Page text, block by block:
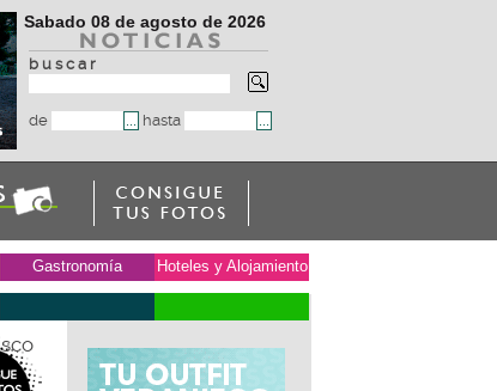
Sabado 08 de agosto de 2026
b u s c a r
de hasta
Gastronomía Hoteles y Alojamiento